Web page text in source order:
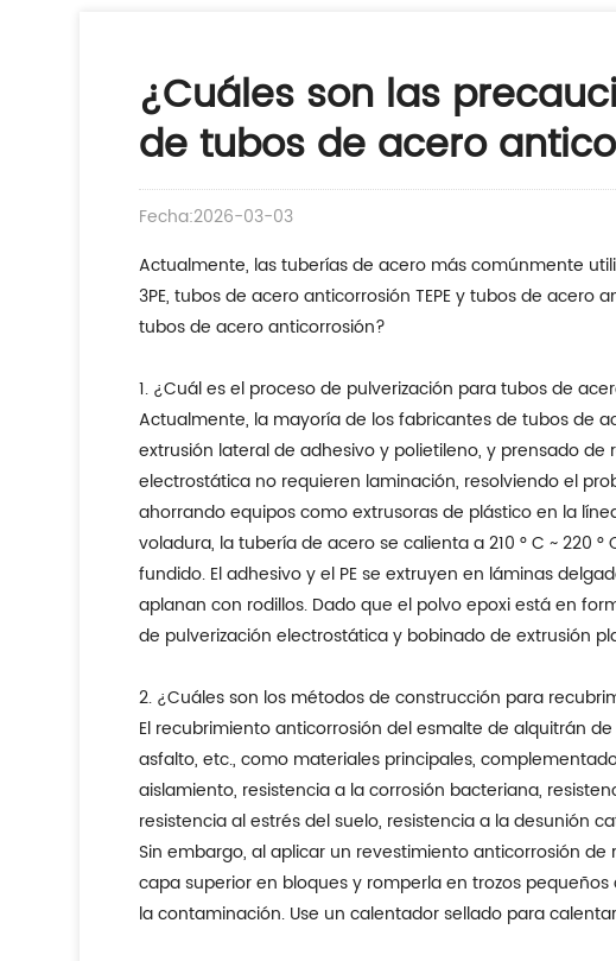
¿Cuáles son las
de tubos de acero
Fecha:2026-03-03
Actualmente, las tuberías de acero más comúnmente
3PE, tubos de acero anticorrosión TEPE y tubos de
tubos de acero anticorrosión?
1. ¿Cuál es el proceso de pulverización para tubos de
Actualmente, la mayoría de los fabricantes de tubos de
extrusión lateral de adhesivo y polietileno, y prensado
electrostática no requieren laminación, resolviendo el
ahorrando equipos como extrusoras de plástico en la
voladura, la tubería de acero se calienta a 210 ° C ~
fundido. El adhesivo y el PE se extruyen en láminas
aplanan con rodillos. Dado que el polvo epoxi está en
de pulverización electrostática y bobinado de extrusión
2. ¿Cuáles son los métodos de construcción para
El recubrimiento anticorrosión del esmalte de alquitrán
asfalto, etc., como materiales principales,
aislamiento, resistencia a la corrosión bacteriana,
resistencia al estrés del suelo, resistencia a la desunión
Sin embargo, al aplicar un revestimiento anticorrosión
capa superior en bloques y romperla en trozos
la contaminación. Use un calentador sellado para